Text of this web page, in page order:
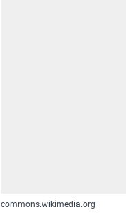
commons.wikimedia.org